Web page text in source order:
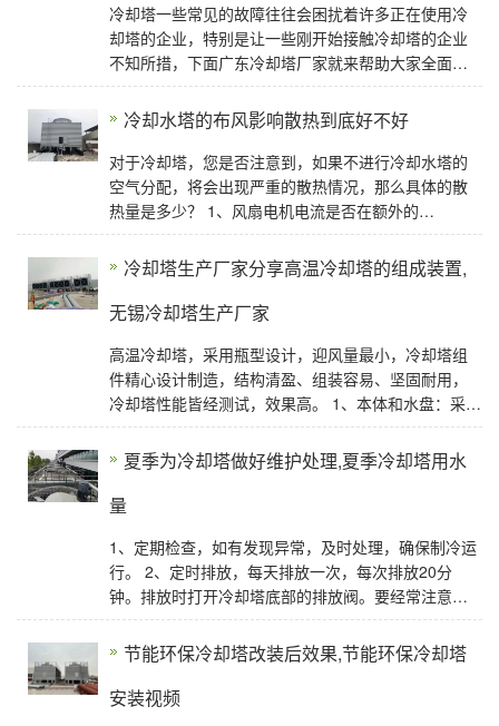
冷却塔一些常见的故障往往会困扰着许多正在使用冷
却塔的企业，特别是让一些刚开始接触冷却塔的企业
不知所措，下面广东冷却塔厂家就来帮助大家全面分
析一下冷却塔常见的故障及解决方法：
冷却水塔的布风影响散热到底好不好
对于冷却塔，您是否注意到，如果不进行冷却水塔的
空气分配，将会出现严重的散热情况，那么具体的散
热量是多少？ 1、风扇电机电流是否在额外的
85%~90%之间。在水分配均匀的前提下，如果缺少风
机 冷却塔生产厂家分享高温冷却塔的组成装置,
无锡冷却塔生产厂家
高温冷却塔，采用瓶型设计，迎风量最小，冷却塔组
件精心设计制造，结构清盈、组装容易、坚固耐用，
冷却塔性能皆经测试，效果高。 1、本体和水盘：采用
玻璃纤维增强塑料材质制造，F、R、P采用耐水性
夏季为冷却塔做好维护处理,夏季冷却塔用水
量
1、定期检查，如有发现异常，及时处理，确保制冷运
行。 2、定时排放，每天排放一次，每次排放20分
钟。排放时打开冷却塔底部的排放阀。要经常注意塔
内水面的高度，不要发生空吸现象，以免大面积漏
节能环保冷却塔改装后效果,节能环保冷却塔
安装视频